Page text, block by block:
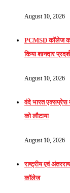
August 10, 2026
PCMSD कॉलेज का
किया शानदार
August 10, 2026
वंदे भारत एक्सप्रेस
को लौटाया
August 10, 2026
राष्ट्रीय एवं
कॉलेज